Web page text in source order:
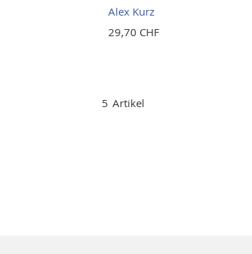
Alex Kurz
29,70 CHF
5 Artikel